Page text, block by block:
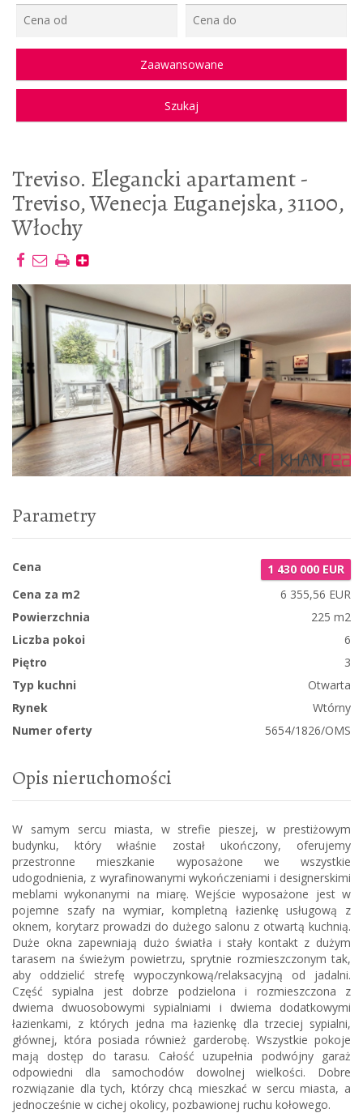
Treviso. Elegancki apartament -
Treviso, Wenecja Euganejska, 31100,
Włochy
Parametry
Cena
1 430 000 EUR
Cena za m2
6 355,56 EUR
Powierzchnia
225 m2
Liczba pokoi
6
Piętro
3
Typ kuchni
Otwarta
Rynek
Wtórny
Numer oferty
5654/1826/OMS
Opis nieruchomości
W samym sercu miasta, w strefie pieszej, w prestiżowym
budynku, który właśnie został ukończony, oferujemy
przestronne mieszkanie wyposażone we wszystkie
udogodnienia, z wyrafinowanymi wykończeniami i designerskimi
meblami wykonanymi na miarę. Wejście wyposażone jest w
pojemne szafy na wymiar, kompletną łazienkę usługową z
oknem, korytarz prowadzi do dużego salonu z otwartą kuchnią.
Duże okna zapewniają dużo światła i stały kontakt z dużym
tarasem na świeżym powietrzu, sprytnie rozmieszczonym tak,
aby oddzielić strefę wypoczynkową/relaksacyjną od jadalni.
Część sypialna jest dobrze podzielona i rozmieszczona z
dwiema dwuosobowymi sypialniami i dwiema dodatkowymi
łazienkami, z których jedna ma łazienkę dla trzeciej sypialni,
głównej, która posiada również garderobę. Wszystkie pokoje
mają dostęp do tarasu. Całość uzupełnia podwójny garaż
odpowiedni dla samochodów dowolnej wielkości. Dobre
rozwiązanie dla tych, którzy chcą mieszkać w sercu miasta, a
jednocześnie w cichej okolicy, pozbawionej ruchu kołowego.